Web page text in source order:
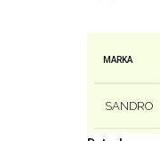
MARKA
SANDRO